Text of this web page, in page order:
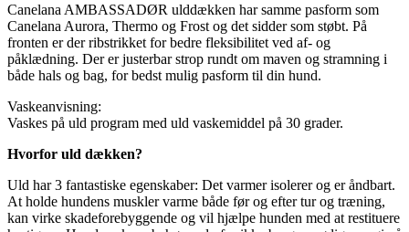
Canelana AMBASSADØR ulddækken har samme pasform som
Canelana Aurora, Thermo og Frost og det sidder som støbt. På
fronten er der ribstrikket for bedre fleksibilitet ved af- og
påklædning. Der er justerbar strop rundt om maven og stramning i
både hals og bag, for bedst mulig pasform til din hund.
Vaskeanvisning:
Vaskes på uld program med uld vaskemiddel på 30 grader.
Hvorfor uld dækken?
Uld har 3 fantastiske egenskaber: Det varmer isolerer og er åndbart.
At holde hundens muskler varme både før og efter tur og træning,
kan virke skadeforebyggende og vil hjælpe hunden med at restituere